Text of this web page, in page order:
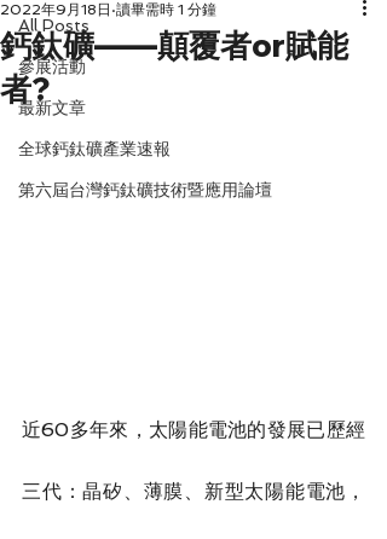
All Posts
參展活動
最新文章
全球鈣鈦礦產業速報
第六屆台灣鈣鈦礦技術暨應用論壇
鈣鈦礦——顛覆者or賦能
者?
2022年9月18日 讀畢需時 1 分鐘
近60多年來，太陽能電池的發展已歷經
三代：晶矽、薄膜、新型太陽能電池，